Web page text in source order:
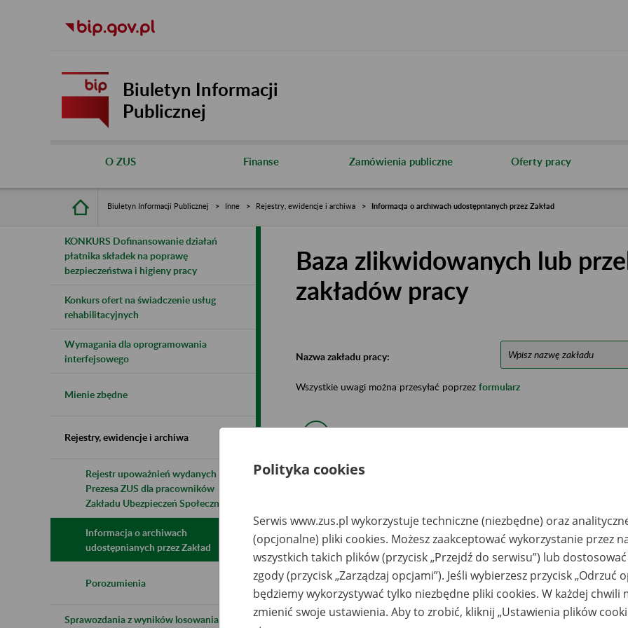
Biuletyn Informacji
Publicznej
O ZUS Finanse Zamówienia publiczne Oferty pracy
Biuletyn Informacji Publicznej Inne Rejestry, ewidencje i archiwa Informacja o archiwach udostępnianych przez Zakład
KONKURS Dofinansowanie działań
płatnika składek na poprawę
bezpieczeństwa i higieny pracy
Konkurs ofert na świadczenie usług
rehabilitacyjnych
Wymagania dla oprogramowania
interfejsowego
Mienie zbędne
Rejestry, ewidencje i archiwa
Rejestr upoważnień wydanych przez
Prezesa ZUS dla pracowników
Zakładu Ubezpieczeń Społecznych
Informacja o archiwach
udostępnianych przez Zakład
Porozumienia
Sprawozdania z wyników losowania do
Baza zlikwidowanych lub
zakładów pracy
Nazwa zakładu pracy:
Wszystkie uwagi można przesyłać poprzez formularz
zakładu pracy
dokumentów
państwowym
Rolnicza Spółdzielnia
Wytwórcza im. 9
Maja w Dobroszowie
(pow.złotoryjski)
Archiwum Państwowe
we Wrocławiu
Oddział w Legnicy
179-181 1950-
Rolnicza Spółdzielnia
Archiwum Państwowe
865 1953-
Polityka cookies
Serwis www.zus.pl wykorzystuje techniczne (niezbędne) oraz
(opcjonalne) pliki cookies. Możesz zaakceptować wykorzystanie przez
wszystkich takich plików (przycisk „Przejdź do serwisu”) lub
zgody (przycisk „Zarządzaj opcjami”). Jeśli wybierzesz przycisk „Odrzuć
będziemy wykorzystywać tylko niezbędne pliki cookies. W każdej chwili
zmienić swoje ustawienia. Aby to zrobić, kliknij „Ustawienia plików